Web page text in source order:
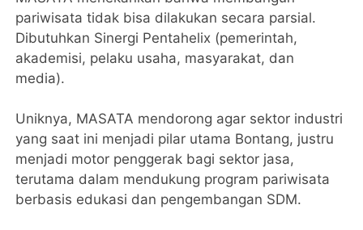
pariwisata tidak bisa dilakukan secara parsial.
Dibutuhkan Sinergi Pentahelix (pemerintah,
akademisi, pelaku usaha, masyarakat, dan
media).
​Uniknya, MASATA mendorong agar sektor industri
yang saat ini menjadi pilar utama Bontang, justru
menjadi motor penggerak bagi sektor jasa,
terutama dalam mendukung program pariwisata
berbasis edukasi dan pengembangan SDM.